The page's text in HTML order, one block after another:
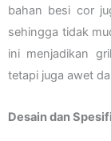
bahan besi cor
sehingga tidak
ini menjadikan
tetapi juga awet
Desain dan